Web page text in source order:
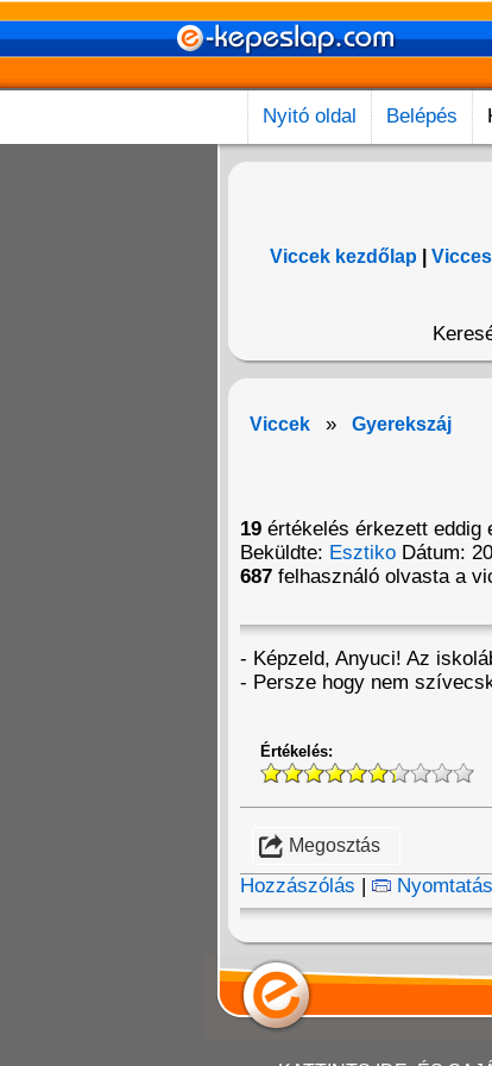
Nyitó oldal Belépés
Viccek kezdőlap|
Viccek » Gyerekszáj
19 értékelés érkezett eddig
Beküldte: Esztiko Dátum:
687 felhasználó olvasta a
- Képzeld, Anyuci! Az
- Persze hogy nem
Értékelés:
Megosztás
Hozzászólás | Nyomtatás